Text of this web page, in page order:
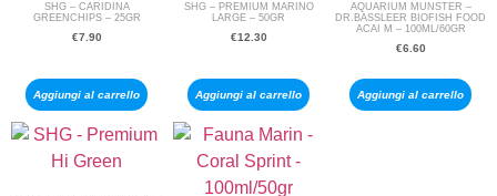
SHG – CARIDINA
GREENCHIPS – 25GR
€7.90
Aggiungi al carrello
SHG – PREMIUM MARINO
LARGE – 50GR
€12.30
Aggiungi al carrello
AQUARIUM MUNSTER –
DR.BASSLEER BIOFISH FOOD
ACAI M – 100ML/60GR
€6.60
Aggiungi al carrello